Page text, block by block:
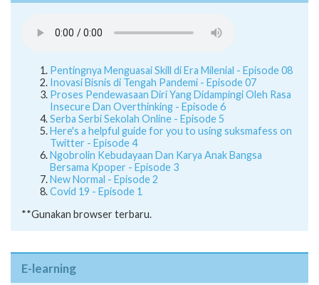
Pentingnya Menguasai Skill di Era Milenial - Episode 08
Inovasi Bisnis di Tengah Pandemi - Episode 07
Proses Pendewasaan Diri Yang Didampingi Oleh Rasa
Insecure Dan Overthinking - Episode 6
Serba Serbi Sekolah Online - Episode 5
Here's a helpful guide for you to using suksmafess on
Twitter - Episode 4
Ngobrolin Kebudayaan Dan Karya Anak Bangsa
Bersama Kpoper - Episode 3
New Normal - Episode 2
Covid 19 - Episode 1
**Gunakan browser terbaru.
E-learning